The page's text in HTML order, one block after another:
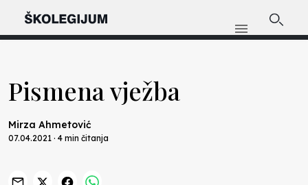
Pismena vježba
Mirza Ahmetović
07.04.2021 · 4 min čitanja